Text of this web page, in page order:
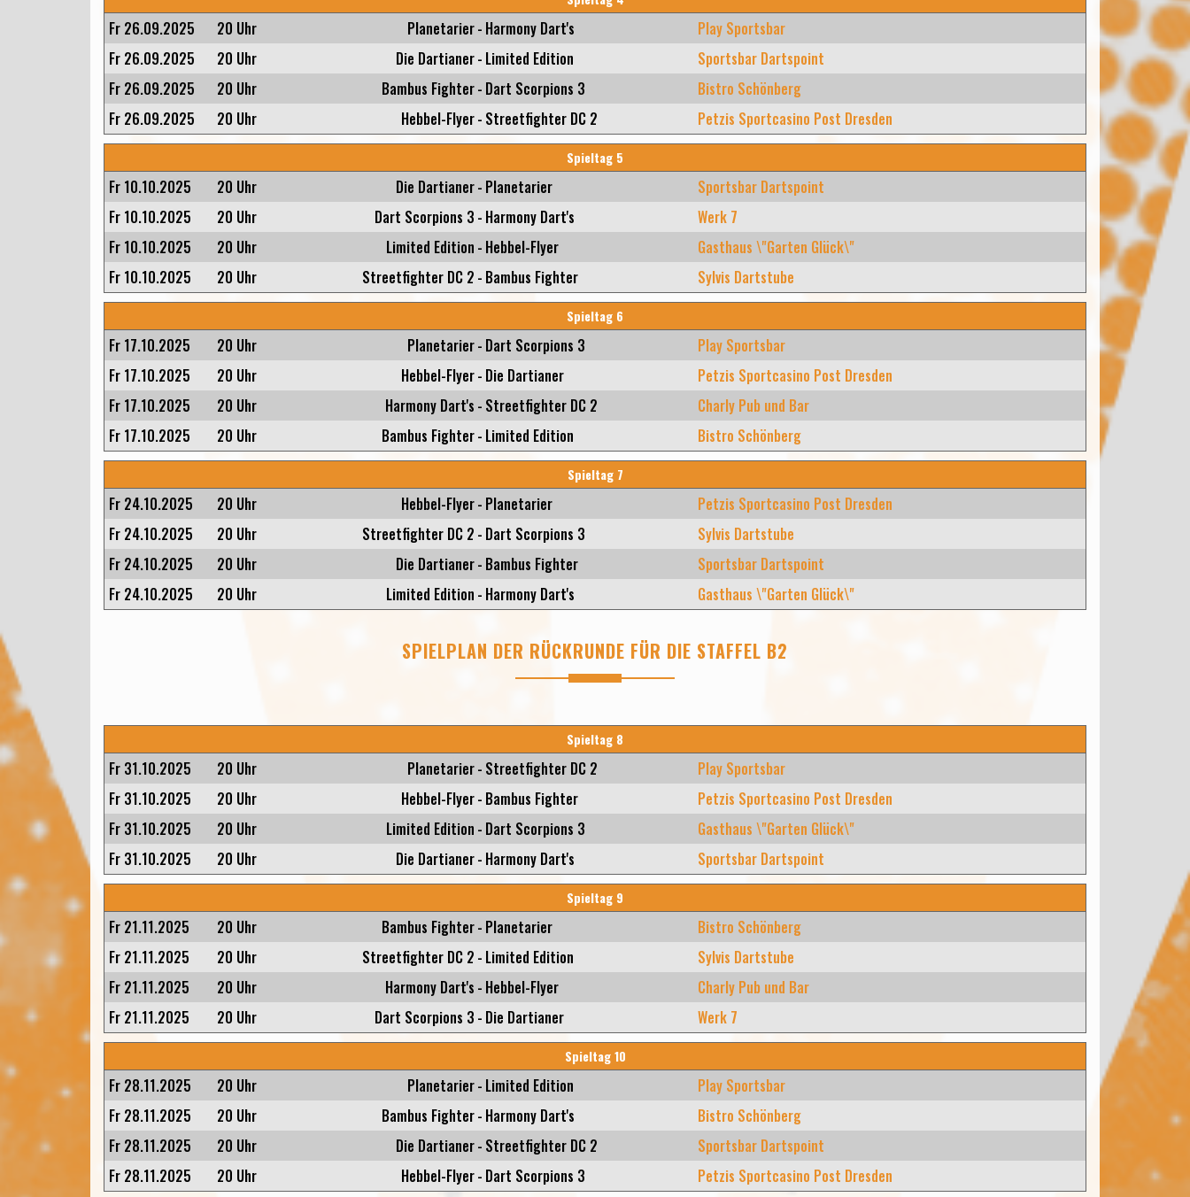
Fr 26.09.2025 20 Uhr Planetarier- Harmony Dart's
Play Sportsbar
Fr 26.09.2025
20 Uhr Die Dartianer- Limited Edition
Sportsbar Dartspoint
Fr 26.09.2025
20 Uhr Bambus Fighter- Dart Scorpions 3
Bistro Schönberg
Fr 26.09.2025
20 Uhr Hebbel-Flyer- Streetfighter DC 2 Petzis Sportcasino Post Dresden
Spieltag 5
Fr 10.10.2025 20 Uhr Die Dartianer- Planetarier
Sportsbar Dartspoint
Fr 10.10.2025
20 Uhr Dart Scorpions 3 - Harmony Dart's
Werk 7
Fr 10.10.2025
20 Uhr Limited Edition - Hebbel-Flyer
Gasthaus \"Garten Glück\"
Fr 10.10.2025
20 Uhr Streetfighter DC 2 - Bambus Fighter Sylvis Dartstube
Spieltag 6
Fr 17.10.2025 20 Uhr Planetarier- Dart Scorpions 3
Play Sportsbar
Fr 17.10.2025
20 Uhr Hebbel-Flyer- Die Dartianer
Petzis Sportcasino Post Dresden
Fr 17.10.2025
20 Uhr Harmony Dart's - Streetfighter DC 2
Charly Pub und Bar
Fr 17.10.2025
20 Uhr Bambus Fighter- Limited Edition Bistro Schönberg
Spieltag 7
Fr 24.10.2025 20 Uhr Hebbel-Flyer- Planetarier
Petzis Sportcasino Post Dresden
Fr 24.10.2025
20 Uhr Streetfighter DC 2 - Dart Scorpions 3
Sylvis Dartstube
Fr 24.10.2025
20 Uhr Die Dartianer- Bambus Fighter
Sportsbar Dartspoint
Fr 24.10.2025
20 Uhr Limited Edition - Harmony Dart's Gasthaus \"Garten Glück\"
SPIELPLAN DER RÜCKRUNDE FÜR DIE STAFFEL B2
Spieltag 8
Fr 31.10.2025 20 Uhr Planetarier- Streetfighter DC 2
Play Sportsbar
Fr 31.10.2025
20 Uhr Hebbel-Flyer- Bambus Fighter
Petzis Sportcasino Post Dresden
Fr 31.10.2025
20 Uhr Limited Edition - Dart Scorpions 3
Gasthaus \"Garten Glück\"
Fr 31.10.2025
20 Uhr Die Dartianer- Harmony Dart's Sportsbar Dartspoint
Spieltag 9
Fr 21.11.2025 20 Uhr Bambus Fighter- Planetarier
Bistro Schönberg
Fr 21.11.2025
20 Uhr Streetfighter DC 2 - Limited Edition
Sylvis Dartstube
Fr 21.11.2025
20 Uhr Harmony Dart's - Hebbel-Flyer
Charly Pub und Bar
Fr 21.11.2025
20 Uhr Dart Scorpions 3 - Die Dartianer Werk 7
Spieltag 10
Fr 28.11.2025 20 Uhr Planetarier- Limited Edition
Play Sportsbar
Fr 28.11.2025
20 Uhr Bambus Fighter- Harmony Dart's
Bistro Schönberg
Fr 28.11.2025
20 Uhr Die Dartianer- Streetfighter DC 2
Sportsbar Dartspoint
Fr 28.11.2025
20 Uhr Hebbel-Flyer- Dart Scorpions 3 Petzis Sportcasino Post Dresden